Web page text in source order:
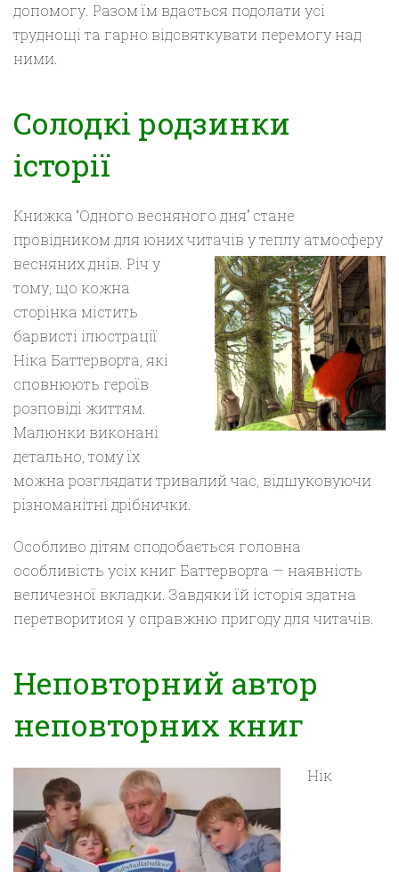
допомогу. Разом їм вдасться подолати усі
труднощі та гарно відсвяткувати перемогу над
ними.
Солодкі родзинки
історії
Книжка “Одного весняного дня” стане
провідником для юних читачів у теплу атмосферу
весняних днів. Річ у
тому, що кожна
сторінка містить
барвисті ілюстрації
Ніка Баттерворта, які
сповнюють героїв
розповіді життям.
Малюнки виконані
детально, тому їх
можна розглядати тривалий час, відшуковуючи
різноманітні дрібнички.
Особливо дітям сподобається головна
особливість усіх книг Баттерворта — наявність
величезної вкладки. Завдяки їй історія здатна
перетворитися у справжню пригоду для читачів.
Неповторний автор
неповторних книг
Нік